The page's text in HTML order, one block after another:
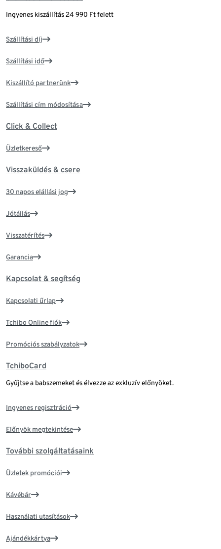
Ingyenes kiszállítás 24 990 Ft felett
Szállítási díj
Szállítási idő
Kiszállító partnerünk
Szállítási cím módosítása
Click & Collect
Üzletkereső
Visszaküldés & csere
30 napos elállási jog
Jótállás
Visszatérítés
Garancia
Kapcsolat & segítség
Kapcsolati űrlap
Tchibo Online fiók
Promóciós szabályzatok
TchiboCard
Gyűjtse a babszemeket és élvezze az exkluzív előnyöket.
Ingyenes regisztráció
Előnyök megtekintése
További szolgáltatásaink
Üzletek promóciói
Kávébár
Használati utasítások
Ajándékkártya